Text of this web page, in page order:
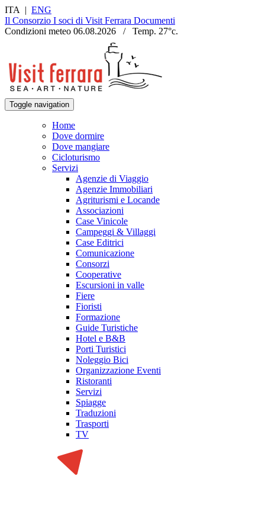
ITA | ENG
Il Consorzio I soci di Visit Ferrara Documenti
Condizioni meteo 06.08.2026 / Temp. 27°c.
Toggle navigation
Home
Dove dormire
Dove mangiare
Cicloturismo
Servizi
Agenzie di Viaggio
Agenzie Immobiliari
Agriturismi e Locande
Associazioni
Case Vinicole
Campeggi & Villaggi
Case Editrici
Comunicazione
Consorzi
Cooperative
Escursioni in valle
Fiere
Fioristi
Formazione
Guide Turistiche
Hotel e B&B
Porti Turistici
Noleggio Bici
Organizzazione Eventi
Ristoranti
Servizi
Spiagge
Traduzioni
Trasporti
TV